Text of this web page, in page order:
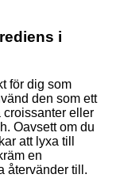
i
för dig som
den som ett
croissanter eller
Oavsett om du
att lyxa till
en
återvänder till.